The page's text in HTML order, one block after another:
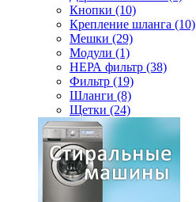
Кнопки (10)
Крепление шланга (10)
Мешки (29)
Модули (1)
НЕРА фильтр (38)
Фильтр (19)
Шланги (8)
Щетки (24)